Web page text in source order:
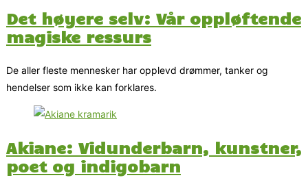
Det høyere selv: Vår oppløftende
magiske ressurs
De aller fleste mennesker har opplevd drømmer, tanker og
hendelser som ikke kan forklares.
Akiane: Vidunderbarn, kunstner,
poet og indigobarn